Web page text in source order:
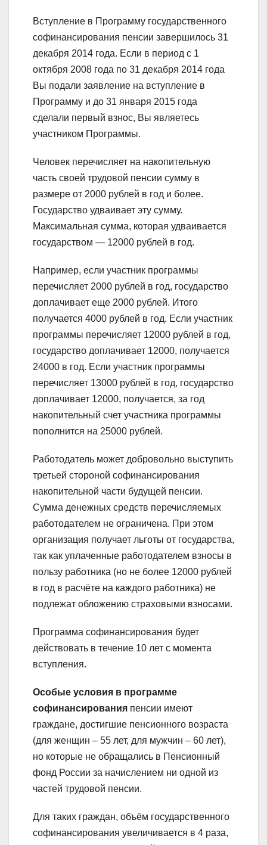
Вступление в Программу государственного
софинансирования пенсии завершилось 31
декабря 2014 года. Если в период с 1
октября 2008 года по 31 декабря 2014 года
Вы подали заявление на вступление в
Программу и до 31 января 2015 года
сделали первый взнос, Вы являетесь
участником Программы.
Человек перечисляет на накопительную
часть своей трудовой пенсии сумму в
размере от 2000 рублей в год и более.
Государство удваивает эту сумму.
Максимальная сумма, которая удваивается
государством — 12000 рублей в год.
Например, если участник программы
перечисляет 2000 рублей в год, государство
доплачивает еще 2000 рублей. Итого
получается 4000 рублей в год. Если участник
программы перечисляет 12000 рублей в год,
государство доплачивает 12000, получается
24000 в год. Если участник программы
перечисляет 13000 рублей в год, государство
доплачивает 12000, получается, за год
накопительный счет участника программы
пополнится на 25000 рублей.
Работодатель может добровольно выступить
третьей стороной софинансирования
накопительной части будущей пенсии.
Сумма денежных средств перечисляемых
работодателем не ограничена. При этом
организация получает льготы от государства,
так как уплаченные работодателем взносы в
пользу работника (но не более 12000 рублей
в год в расчёте на каждого работника) не
подлежат обложению страховыми взносами.
Программа софинансирования будет
действовать в течение 10 лет с момента
вступления.
Особые условия в программе
софинансирования пенсии имеют
граждане, достигшие пенсионного возраста
(для женщин – 55 лет, для мужчин – 60 лет),
но которые не обращались в Пенсионный
фонд России за начислением ни одной из
частей трудовой пенсии.
Для таких граждан, объём государственного
софинансирования увеличивается в 4 раза,